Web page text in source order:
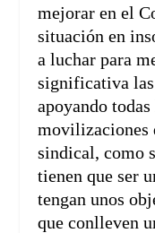
mejorar en el
situación en
a luchar para
significativa
apoyando
movilizaciones
sindical, como
tienen que ser
tengan unos
que conlleven